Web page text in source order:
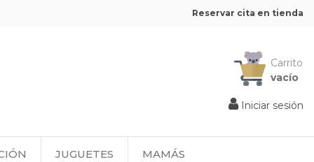
Reservar cita en tienda
Carrito
vacío
Iniciar sesión
JUGUETES MAMÁS